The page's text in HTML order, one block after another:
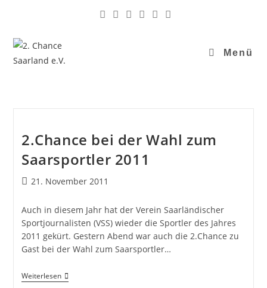
Menü
2.Chance bei der Wahl zum
Saarsportler 2011
21. November 2011
Auch in diesem Jahr hat der Verein Saarländischer
Sportjournalisten (VSS) wieder die Sportler des Jahres
2011 gekürt. Gestern Abend war auch die 2.Chance zu
Gast bei der Wahl zum Saarsportler…
Weiterlesen